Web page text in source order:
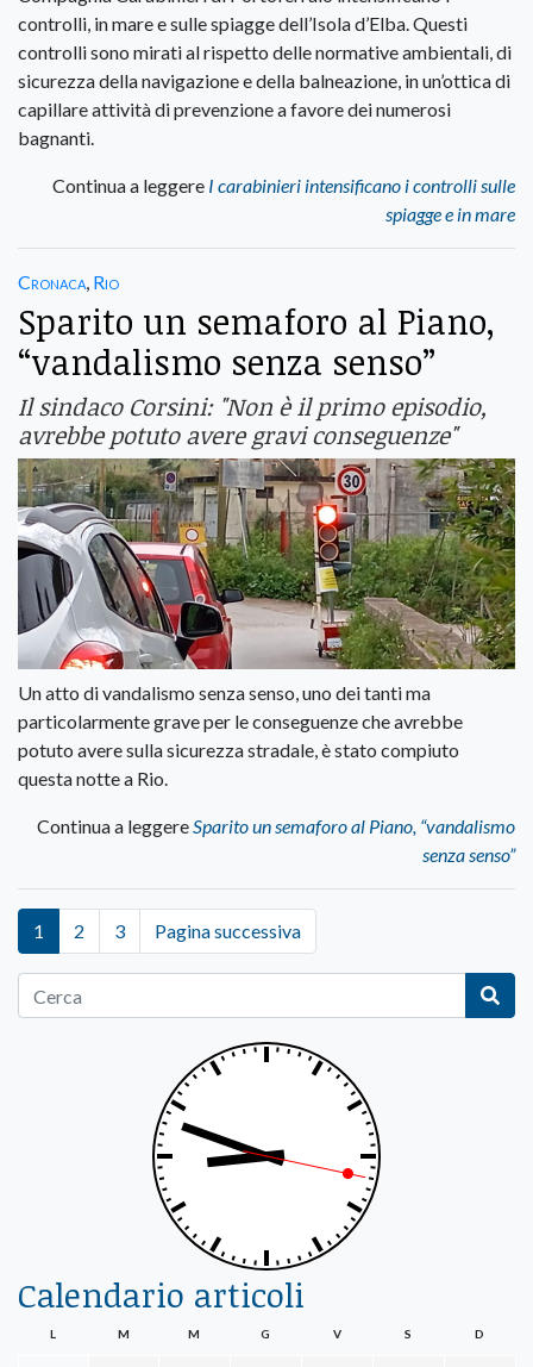
controlli, in mare e sulle spiagge dell’Isola d’Elba. Questi
controlli sono mirati al rispetto delle normative ambientali, di
sicurezza della navigazione e della balneazione, in un’ottica di
capillare attività di prevenzione a favore dei numerosi
bagnanti.
Continua a leggere I carabinieri intensificano i controlli sulle
spiagge e in mare
Cronaca, Rio
Sparito un semaforo al Piano,
“vandalismo senza senso”
Il sindaco Corsini: "Non è il primo episodio,
avrebbe potuto avere gravi conseguenze"
Un atto di vandalismo senza senso, uno dei tanti ma
particolarmente grave per le conseguenze che avrebbe
potuto avere sulla sicurezza stradale, è stato compiuto
questa notte a Rio.
Continua a leggereSparito un semaforo al Piano, “vandalismo
senza senso”
1 2 3 Pagina successiva
Calendario articoli
L M M G V S D